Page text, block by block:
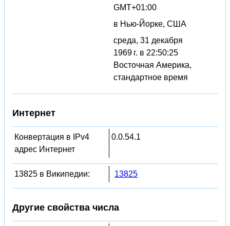
GMT+01:00
в Нью-Йорке, США
среда, 31 декабря
1969 г. в 22:50:25
Восточная Америка,
стандартное время
Интернет
Конвертация в IPv4
адрес Интернет
0.0.54.1
13825 в Википедии: 13825
Другие свойства числа